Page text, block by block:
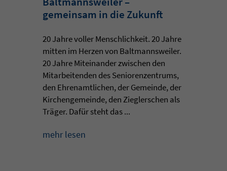
gemeinsam in die Zukunft
20 Jahre voller Menschlichkeit. 20 Jahre
mitten im Herzen von Baltmannsweiler.
20 Jahre Miteinander zwischen den
Mitarbeitenden des Seniorenzentrums,
den Ehrenamtlichen, der Gemeinde, der
Kirchengemeinde, den Zieglerschen als
Träger. Dafür steht das ...
mehr lesen